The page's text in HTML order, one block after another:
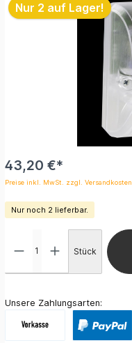
Nur 2 auf Lager!
43,20 €*
Preise inkl. MwSt. zzgl. Versandkosten
Nur noch 2 lieferbar.
Stück
Unsere Zahlungsarten: